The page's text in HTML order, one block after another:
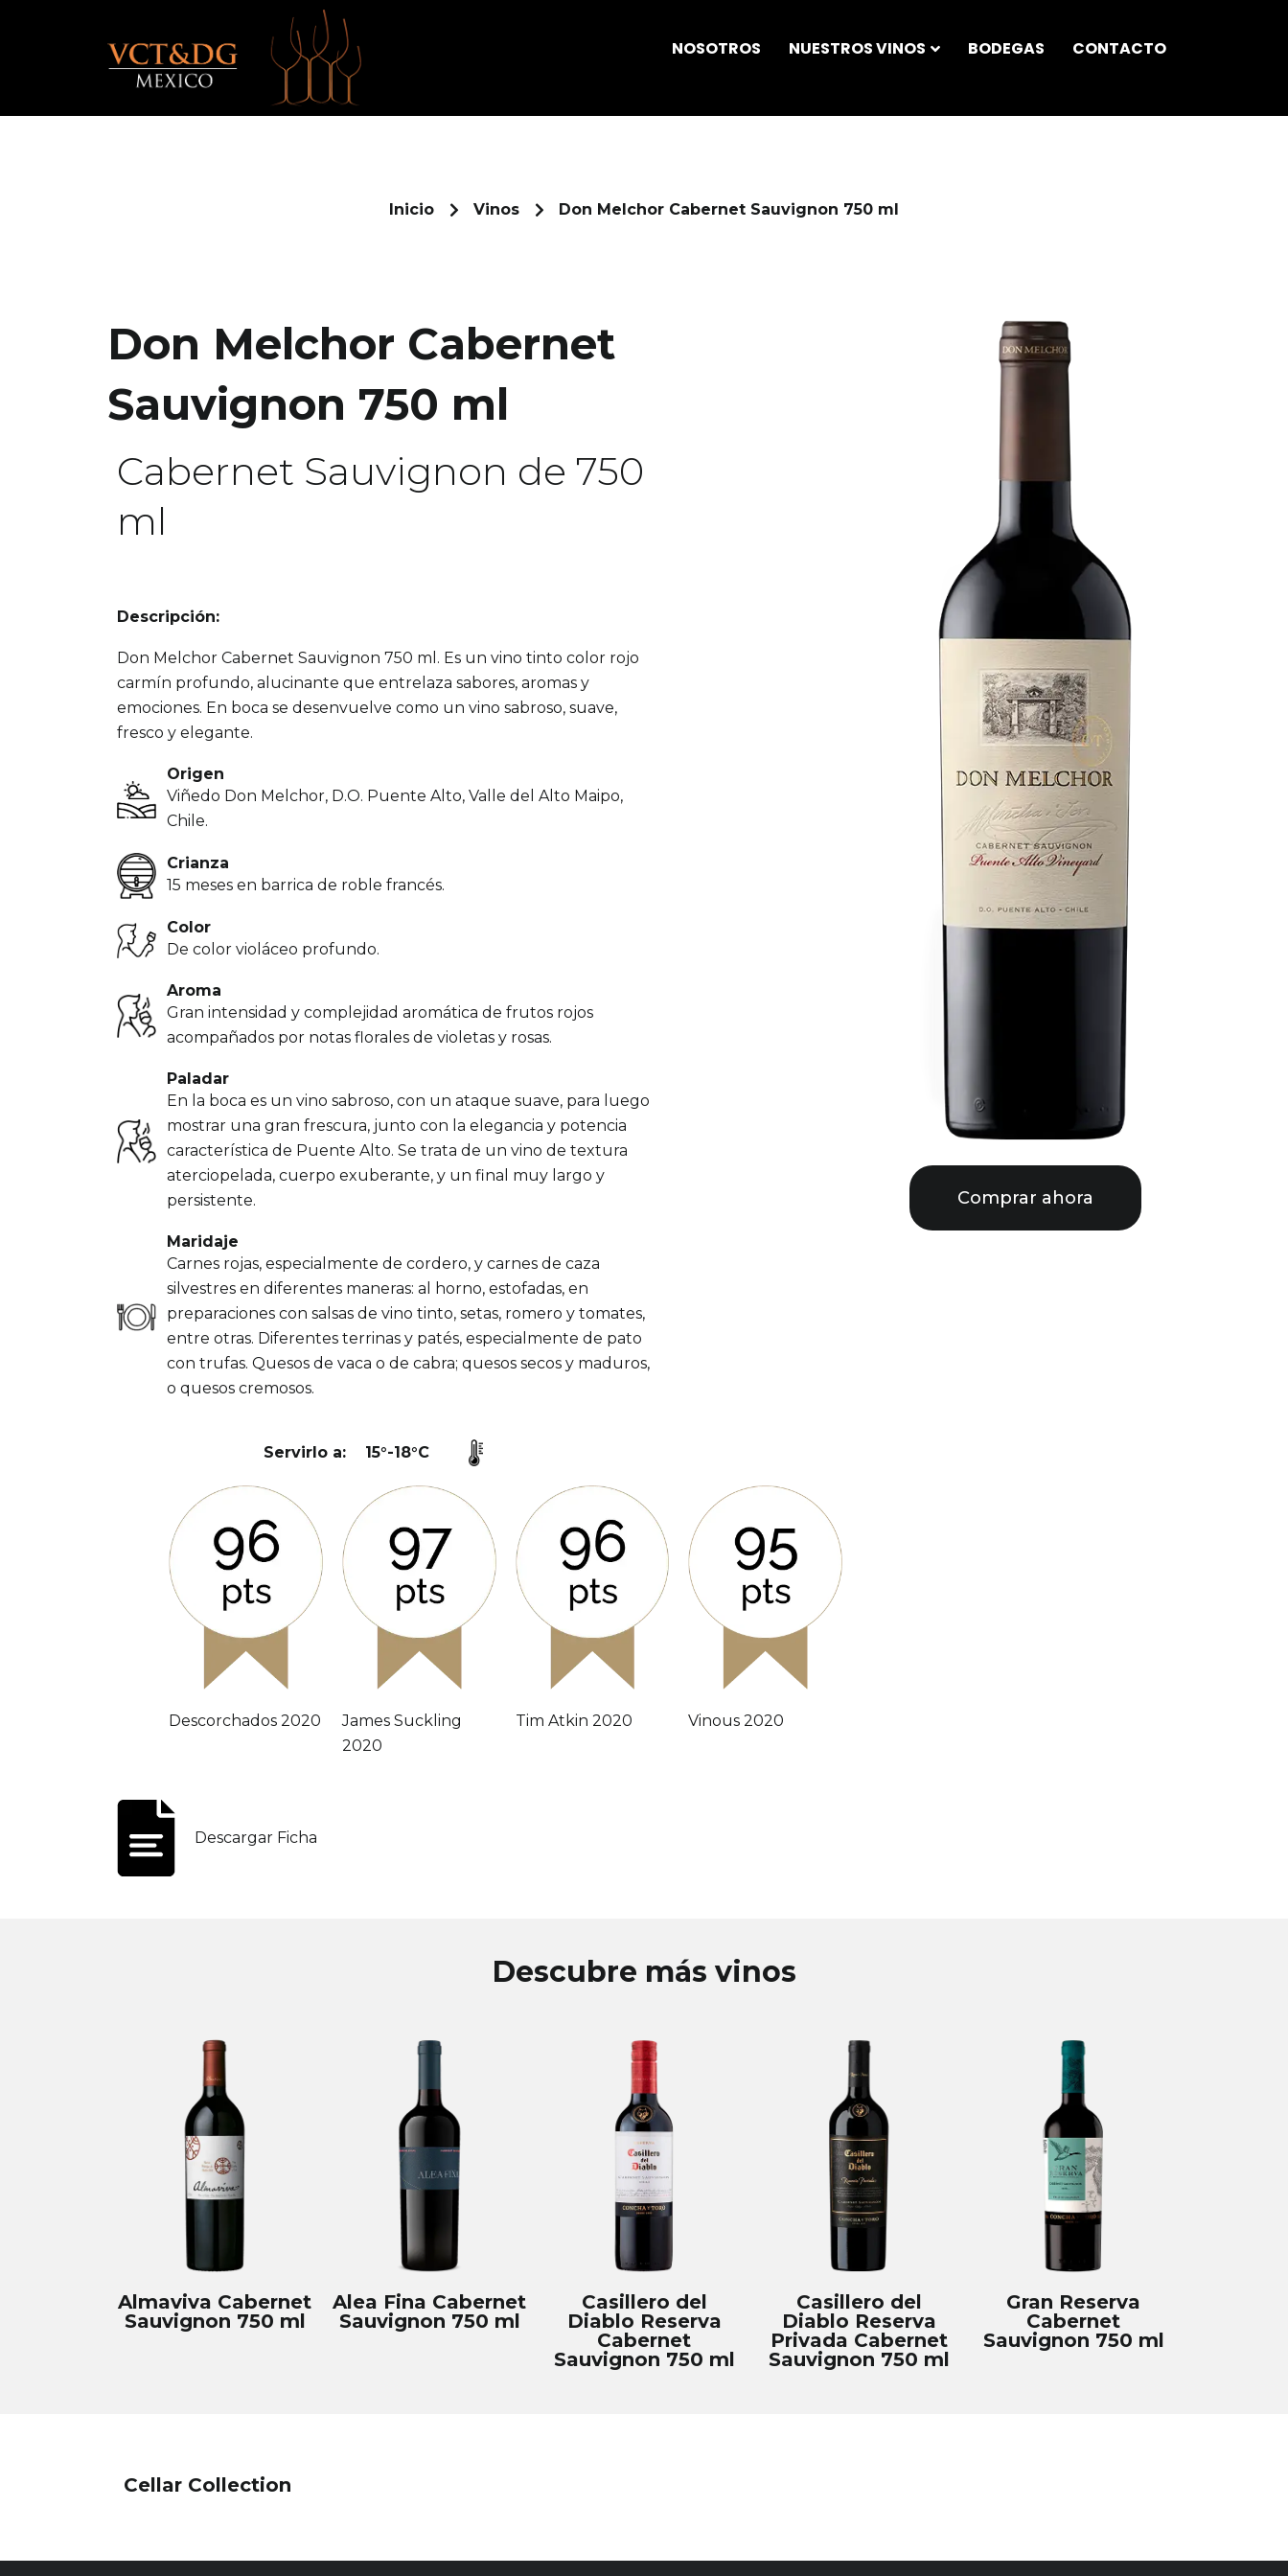
NOSOTROS NUESTROS VINOS BODEGAS CONTACTO
Inicio Vinos Don Melchor Cabernet Sauvignon 750 ml
Don Melchor Cabernet
Sauvignon 750 ml
Cabernet Sauvignon de 750
ml
Descripción:
Don Melchor Cabernet Sauvignon 750 ml. Es un vino tinto color rojo
carmín profundo, alucinante que entrelaza sabores, aromas y
emociones. En boca se desenvuelve como un vino sabroso, suave,
fresco y elegante.
Origen
Viñedo Don Melchor, D.O. Puente Alto, Valle del Alto Maipo,
Chile.
Crianza
15 meses en barrica de roble francés.
Color
De color violáceo profundo.
Aroma
Gran intensidad y complejidad aromática de frutos rojos
acompañados por notas florales de violetas y rosas.
Paladar
En la boca es un vino sabroso, con un ataque suave, para luego
mostrar una gran frescura, junto con la elegancia y potencia
característica de Puente Alto. Se trata de un vino de textura
aterciopelada, cuerpo exuberante, y un final muy largo y
persistente.
Maridaje
Carnes rojas, especialmente de cordero, y carnes de caza
silvestres en diferentes maneras: al horno, estofadas, en
preparaciones con salsas de vino tinto, setas, romero y tomates,
entre otras. Diferentes terrinas y patés, especialmente de pato
con trufas. Quesos de vaca o de cabra; quesos secos y maduros,
o quesos cremosos.
Servirlo a: 15°-18°C
Descorchados 2020
James Suckling
2020
Tim Atkin 2020 Vinous 2020
Descargar Ficha
Comprar ahora
Descubre más vinos
Almaviva Cabernet
Sauvignon 750 ml
Alea Fina Cabernet
Sauvignon 750 ml
Casillero del
Diablo Reserva
Cabernet
Sauvignon 750 ml
Casillero del
Diablo Reserva
Privada Cabernet
Sauvignon 750 ml
Gran Reserva
Cabernet
Sauvignon 750 ml
Cellar Collection